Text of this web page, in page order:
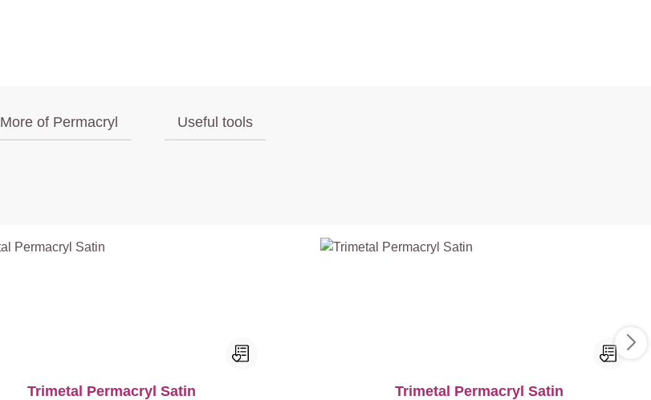
More of Permacryl Useful tools
Trimetal Permacryl Satin Trimetal Permacryl Satin